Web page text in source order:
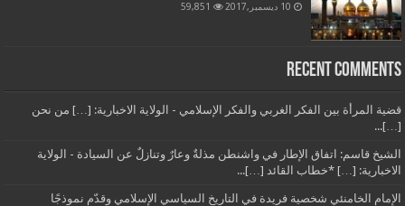
10 ديسمبر,2017 59,851
Recent Comments
قضية المرأة بين الفكر الغربي والفكر الإسلامي - الولاية الاخبارية: […] من نحن
[…]...
الشيخ قاسم: اتفاق الإطار في واشنطن مذلةٌ وعارٌ وتنازلٌ عن السيادة - الولاية
الاخبارية: […] *خطاب القائد […]...
الإمام الخامنئي شخصية فريدة في التاريخ السياسي الإسلامي وقدّم نموذجًا